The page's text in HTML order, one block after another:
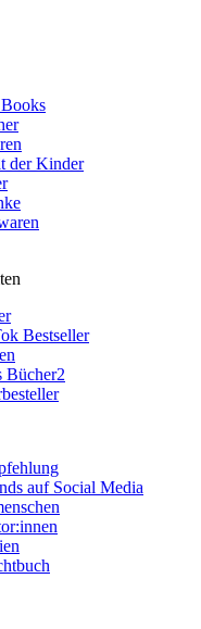
der Kinder
Bestseller
Bücher2
auf Social Media